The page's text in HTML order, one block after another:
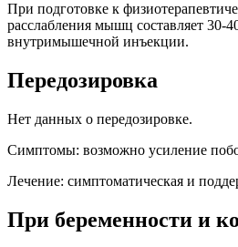
При подготовке к
расслабления мышц составляет 30-
внутримышечной инъекции.
Передозировка
Нет данных о передозировке.
Симптомы: возможно усиление
Лечение: симптоматическая и
При беременности и